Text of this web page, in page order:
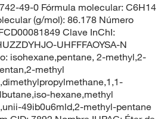
49-0 Fórmula molecular: C6H14
(g/mol): 86.178 Número
Clave InChI:
UHFFFAOYSA-N
isohexane,pentane, 2-methyl,2-
methyl
hexane,methyl
49ib0u6mld,2-methyl-pentane